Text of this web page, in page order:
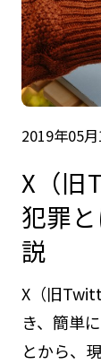
2019年05
X（旧
犯罪
説
X（旧
き、簡単
とから、